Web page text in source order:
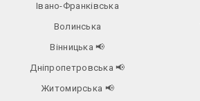
Івано-Франківська
Волинська
Вінницька📢
Дніпропетровська📢
Житомирська 📢